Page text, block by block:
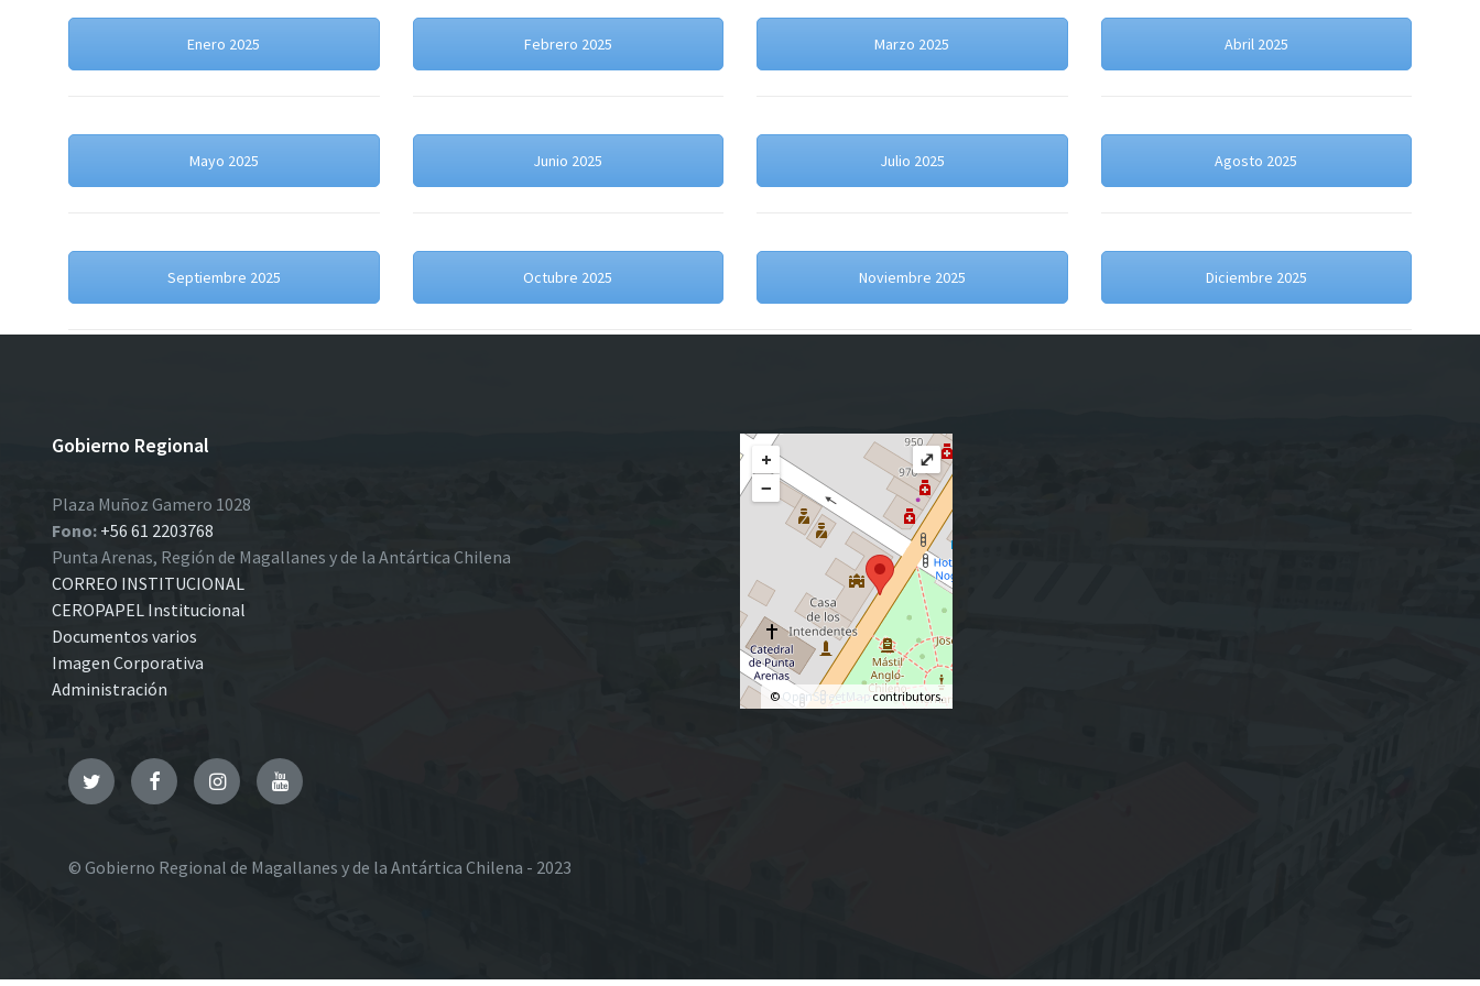
Enero 2025
Mayo 2025
Septiembre 2025
Febrero 2025
Junio 2025
Octubre 2025
Marzo 2025
Julio 2025
Noviembre 2025
Abril 2025
Agosto 2025
Diciembre 2025
Gobierno Regional
Plaza Muñoz Gamero 1028
Fono: +56 61 2203768
Punta Arenas, Región de Magallanes y de la Antártica Chilena
CORREO INSTITUCIONAL
CEROPAPEL Institucional
Documentos varios
Imagen Corporativa
Administración
+
−
© OpenStreetMapcontributors.
⤢
TwitterFacebookInstagramYouTube
© Gobierno Regional de Magallanes y de la Antártica Chilena - 2023